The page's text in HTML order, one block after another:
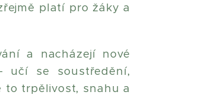
platí pro žáky a
a nacházejí nové
učí se soustředění,
to trpělivost, snahu a